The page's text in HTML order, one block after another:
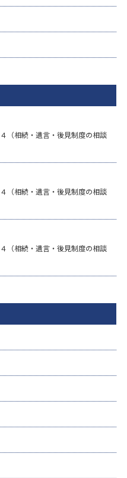
（相続・遺言・後見制度の相談
（相続・遺言・後見制度の相談
（相続・遺言・後見制度の相談